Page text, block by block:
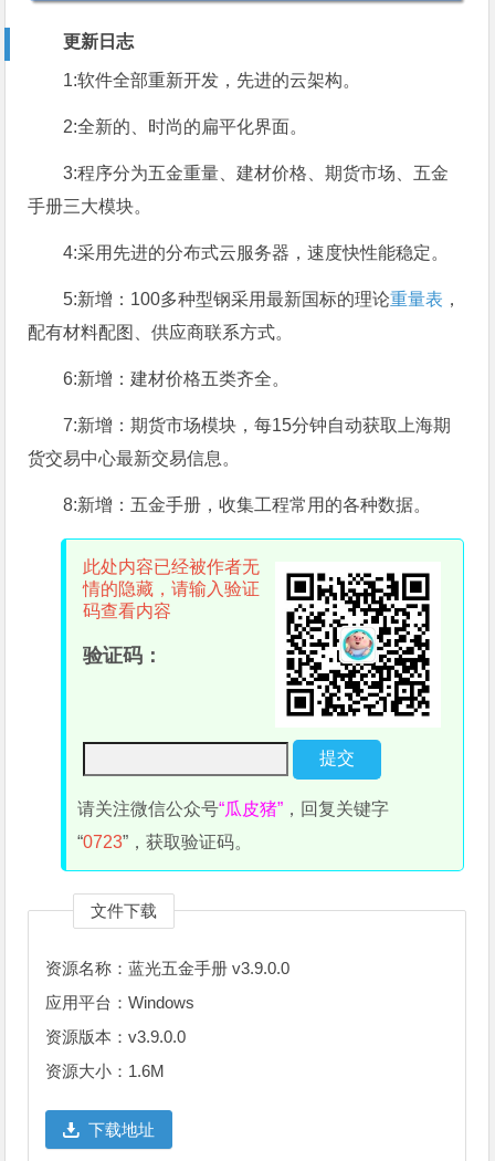
更新日志
1:软件全部重新开发，先进的云架构。
2:全新的、时尚的扁平化界面。
3:程序分为五金重量、建材价格、期货市场、五金
手册三大模块。
4:采用先进的分布式云服务器，速度快性能稳定。
5:新增：100多种型钢采用最新国标的理论重量表 ，
配有材料配图、供应商联系方式。
6:新增：建材价格五类齐全。
7:新增：期货市场模块，每15分钟自动获取上海期
货交易中心最新交易信息。
8:新增：五金手册，收集工程常用的各种数据。
此处内容已经被作者无
情的隐藏，请输入验证
码查看内容
验证码：
请关注微信公众号“瓜皮猪” ，回复关键字
“0723”，获取验证码。
文件下载
资源名称：蓝光五金手册 v3.9.0.0
应用平台：Windows
资源版本：v3.9.0.0
资源大小：1.6M
下载地址